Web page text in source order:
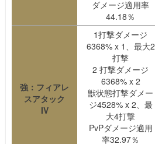
ダメージ適用率
44.18％
強：フィアレ
スアタック
IV
1打撃ダメージ
6368% x 1、最大2
打撃
2 打撃ダメージ
6368% x 2
獣状態打撃ダメー
ジ4528% x 2、最
大4打撃
PvPダメージ適用
率32.97％